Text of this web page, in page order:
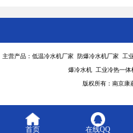
主营产品：低温冷水机厂家 防爆冷水机厂家 工
爆冷水机 工业冷热一
版权所有：南京康
首页 在线QQ